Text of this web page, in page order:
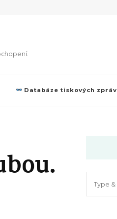
Databáze tiskových zpráv